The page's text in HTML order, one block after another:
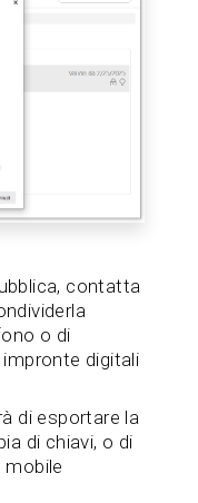
contatta
o di
digitali
di esportare la
di chiavi, o di